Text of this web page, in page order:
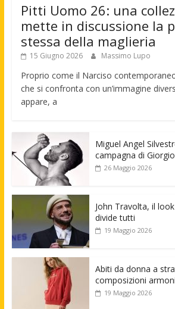
Pitti Uomo 26: una
mette in discussione la
stessa della maglieria
15 Giugno 2026 Massimo Lupo
Proprio come il Narciso
che si confronta con un’immagine
appare, a
Miguel Angel
campagna di
26 Maggio 2026
John Travolta, il
divide tutti
19 Maggio 2026
Abiti da donna a
composizioni
19 Maggio 2026